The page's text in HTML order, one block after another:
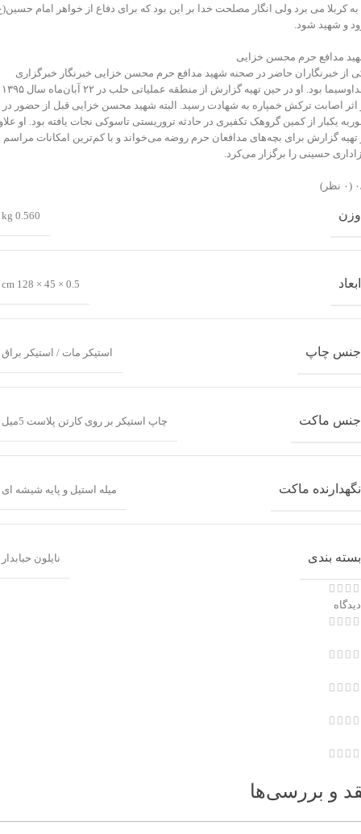
به کربلا می برد ولی انگار مصلحت خدا بر این بود که برای دفاع از خواهر امام
و شهید شود.
مدافع حرم محسن خزایی
از خبرنگاران حاضر در صحنه شهید مدافع حرم محسن خزایی خبرنگار خبرگزاری
صداوسیما بود. او در حین تهیه گزارش از منطقه عملیاتی حلب در ۲۲ آبان‌‌ماه سال ۱۳۹۵
اثر اصابت ترکش خمپاره به شهادت رسید. البته شهید محسن خزایی قبل از حضور در
یکبار از کمین گروهک تکفیری در حادثه تروریستی تاسوکی نجات یافته بود. او
تهیه گزارش برای بچه‌های مدافعان حرم روضه می‌خواند و با کم‌‌ترین امکانات مراسم
حسینی را برگزار می‌کرد.
‫(۰ نظر)
وزن 0.560 kg
ابعاد 0.5 × 45 × 128 cm
جنس چاپ استیکر مات / استیکر براق
جنس ماکت چاپ استیکر بر روی کارتن پلاست 5میل
نگهدارنده ماکت میله استیل و پایه شیشه ای
بسته بندی نایلون حبابدار
و بررسی‌ها